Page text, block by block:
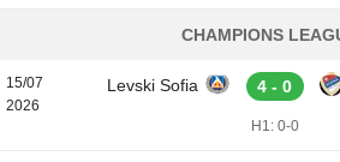
CHAMPIONS
15/07
2026
Levski Sofia 4 - 0
H1: 0-0